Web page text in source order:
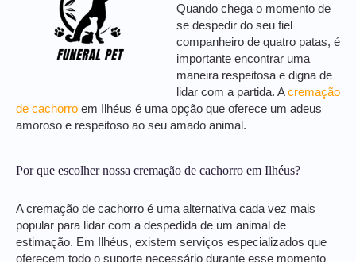
Quando chega o momento de
se despedir do seu fiel
companheiro de quatro patas, é
importante encontrar uma
maneira respeitosa e digna de
lidar com a partida. Acremação
de cachorro em Ilhéus é uma opção que oferece um adeus
amoroso e respeitoso ao seu amado animal.
Por que escolher nossa cremação de cachorro em Ilhéus?
A cremação de cachorro é uma alternativa cada vez mais
popular para lidar com a despedida de um animal de
estimação. Em Ilhéus, existem serviços especializados que
oferecem todo o suporte necessário durante esse momento